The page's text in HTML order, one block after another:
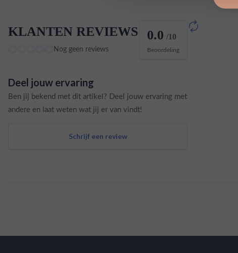
KLANTEN REVIEWS
Nog geen reviews
0.0 /10
Beoordeling
Deel jouw ervaring
Ben jij bekend met dit artikel? Deel jouw ervaring met
andere en laat weten wat jij er van vindt!
Schrijf een review